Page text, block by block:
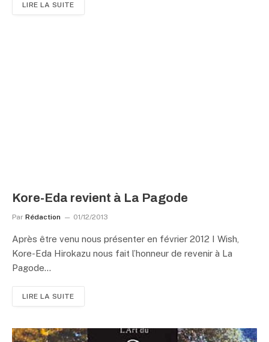
LIRE LA SUITE
Kore-Eda revient à La Pagode
Par Rédaction 01/12/2013
Après être venu nous présenter en février 2012 I Wish,
Kore-Eda Hirokazu nous fait l’honneur de revenir à La
Pagode…
LIRE LA SUITE